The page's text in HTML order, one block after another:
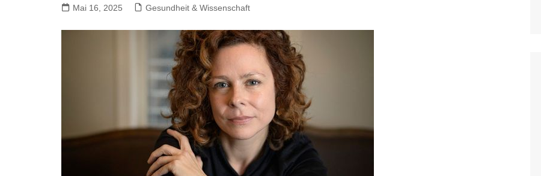
Kleve
Mai 16, 2025 Gesundheit & Wissenschaft